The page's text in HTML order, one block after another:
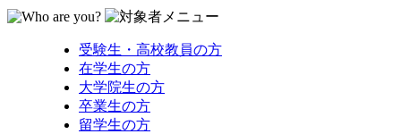
受験生・高校教員の方
在学生の方
大学院生の方
卒業生の方
留学生の方